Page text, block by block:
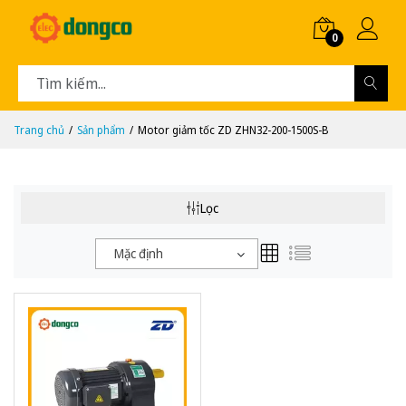
0
Trang chủ Sản phẩm Motor giảm tốc ZD ZHN32-200-1500S-B
Lọc
Mặc định